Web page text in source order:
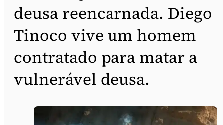
deusa reencarnada. Diego
Tinoco vive um homem
contratado para matar a
vulnerável deusa.